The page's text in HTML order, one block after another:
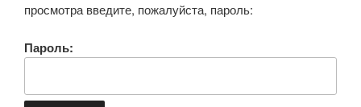
просмотра введите, пожалуйста, пароль:
Пароль: